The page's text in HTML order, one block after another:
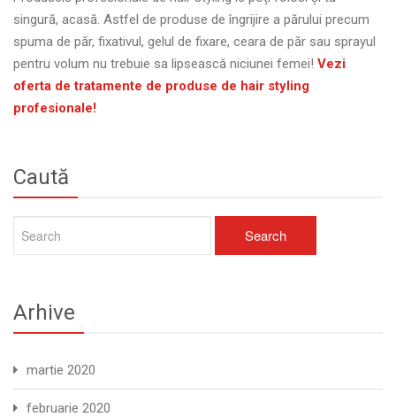
singură, acasă. Astfel de produse de îngrijire a părului precum
spuma de păr, fixativul, gelul de fixare, ceara de păr sau sprayul
pentru volum nu trebuie sa lipsească niciunei femei! Vezi
oferta de tratamente de produse de hair styling
profesionale!
Caută
Arhive
martie 2020
februarie 2020